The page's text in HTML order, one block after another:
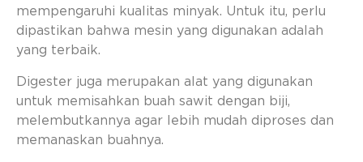
mempengaruhi kualitas minyak. Untuk itu, perlu
dipastikan bahwa mesin yang digunakan adalah
yang terbaik.
Digester juga merupakan alat yang digunakan
untuk memisahkan buah sawit dengan biji,
melembutkannya agar lebih mudah diproses dan
memanaskan buahnya.